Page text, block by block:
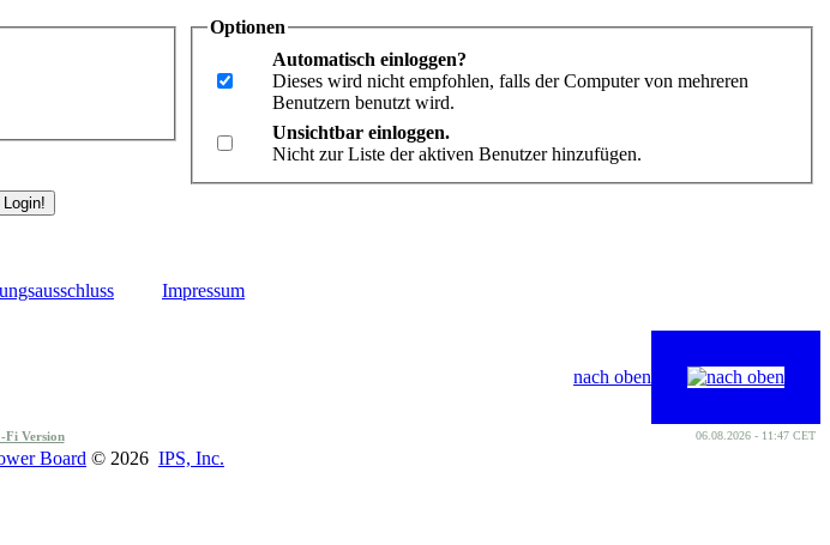
Optionen
Automatisch einloggen?
Dieses wird nicht empfohlen, falls der Computer von mehreren
Benutzern benutzt wird.
Unsichtbar einloggen.
Nicht zur Liste der aktiven Benutzer hinzufügen.
Impressum
nach oben
Fi Version 06.08.2026 - 11:47 CET
Board © 2026 IPS, Inc.